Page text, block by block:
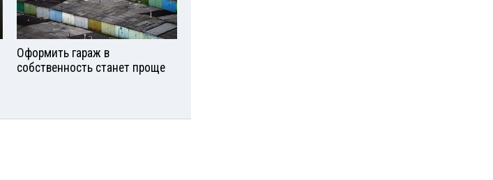
Оформить гараж в
собственность станет проще